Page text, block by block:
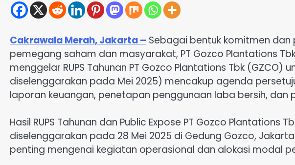
Cakrawala Merah, Jakarta – Sebagai bentuk komitmen
pemegang saham dan masyarakat, PT Gozco Plantations
menggelar RUPS Tahunan PT Gozco Plantations Tbk (GZCO)
diselenggarakan pada Mei 2025) mencakup agenda
laporan keuangan, penetapan penggunaan laba bersih, dan
Hasil RUPS Tahunan dan Public Expose PT Gozco Plantations
diselenggarakan pada 28 Mei 2025 di Gedung Gozco,
penting mengenai kegiatan operasional dan alokasi modal